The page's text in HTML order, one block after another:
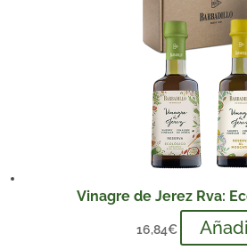
Vinagre de Jerez Rva:
16,84€